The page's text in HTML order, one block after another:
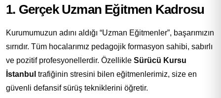
1. Gerçek Uzman Eğitmen Kadrosu
Kurumumuzun adını aldığı “Uzman Eğitmenler”, başarımızın
sırrıdır. Tüm hocalarımız pedagojik formasyon sahibi, sabırlı
ve pozitif profesyonellerdir. Özellikle Sürücü Kursu
İstanbul trafiğinin stresini bilen eğitmenlerimiz, size en
güvenli defansif sürüş tekniklerini öğretir.